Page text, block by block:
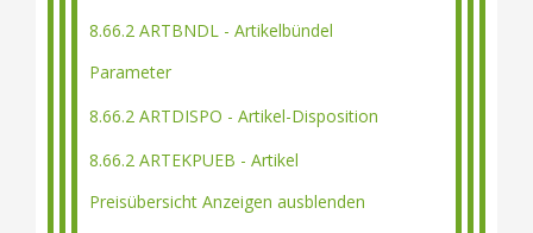
8.66.2 ARTBNDL - Artikelbündel
Parameter
8.66.2 ARTDISPO - Artikel-Disposition
8.66.2 ARTEKPUEB - Artikel
Preisübersicht Anzeigen ausblenden